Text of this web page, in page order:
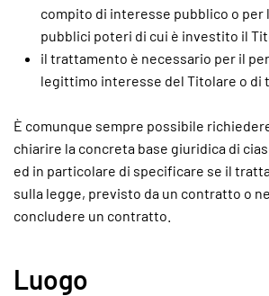
compito di interesse pubblico o per
pubblici poteri di cui è investito il
il trattamento è necessario per il
legittimo interesse del Titolare o di
È comunque sempre possibile
chiarire la concreta base giuridica di
ed in particolare di specificare se il
sulla legge, previsto da un contratto o
concludere un contratto.
Luogo